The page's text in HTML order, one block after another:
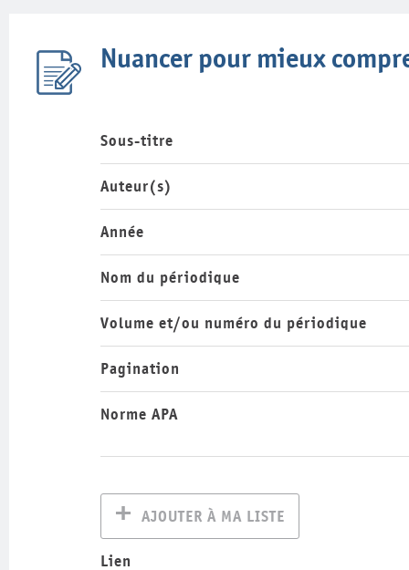
Nuancer pour mieux
Sous-titre
Auteur(s)
Année
Nom du périodique
Volume et/ou numéro du périodique
Pagination
Norme APA
AJOUTER À MA LISTE
Lien